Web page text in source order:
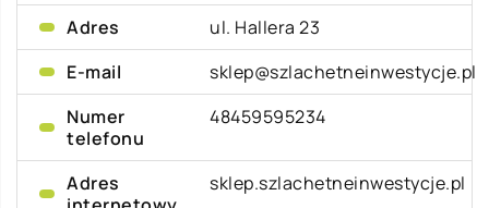
Adres
ul. Hallera 23
E-mail
sklep@szlachetneinwestycje.pl
Numer
telefonu
48459595234
Adres
sklep.szlachetneinwestycje.pl